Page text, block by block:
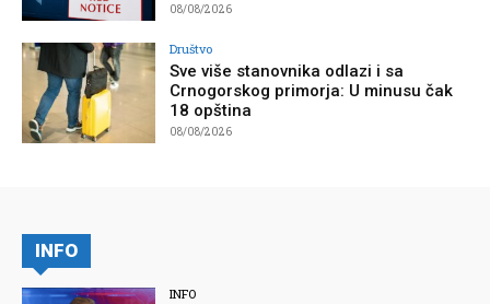
08/08/2026
Društvo
Sve više stanovnika odlazi i sa
Crnogorskog primorja: U minusu čak
18 opština
08/08/2026
INFO
INFO